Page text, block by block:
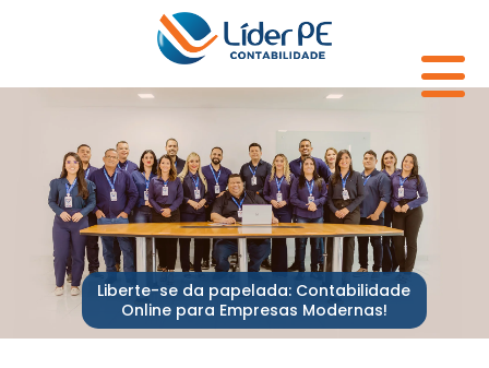
Liberte-se da papelada: Contabilidade
Online para Empresas Modernas!